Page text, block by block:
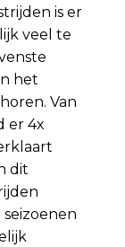
is er
veel te
het
Van
er 4x
dit